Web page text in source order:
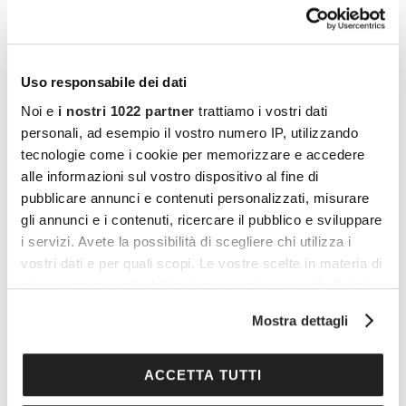
Uso responsabile dei dati
Noi e i nostri 1022 partner trattiamo i vostri dati
personali, ad esempio il vostro numero IP, utilizzando
tecnologie come i cookie per memorizzare e accedere
alle informazioni sul vostro dispositivo al fine di
pubblicare annunci e contenuti personalizzati, misurare
gli annunci e i contenuti, ricercare il pubblico e sviluppare
i servizi. Avete la possibilità di scegliere chi utilizza i
vostri dati e per quali scopi. Le vostre scelte in materia di
privacy sono applicabili solo su questa proprietà digitale
modificare o revocare il proprio consenso in qualsiasi
momento dalla Dichiarazione sui cookie o facendo clic
sull'icona di attivazione della privacy.
Mostra dettagli
ACCETTA TUTTI
,